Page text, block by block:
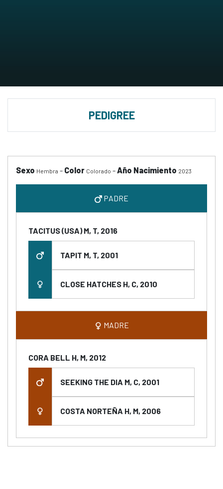
PEDIGREE
Sexo Hembra - Color Colorado -Año Nacimiento 2023
PADRE
TACITUS (USA) M, T, 2016
TAPIT M, T, 2001
CLOSE HATCHES H, C, 2010
MADRE
CORA BELL H, M, 2012
SEEKING THE DIA M, C, 2001
COSTA NORTEÑA H, M, 2006